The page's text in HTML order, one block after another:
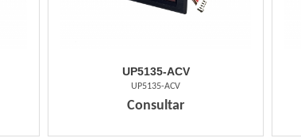
UP5135-ACV
UP5135-ACV
Consultar